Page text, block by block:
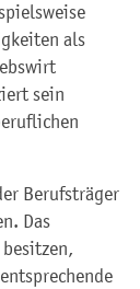
als
sein
Berufsträger
Das